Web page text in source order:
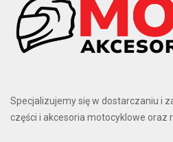
Specjalizujemy się w dostarczaniu i
części i akcesoria motocyklowe oraz